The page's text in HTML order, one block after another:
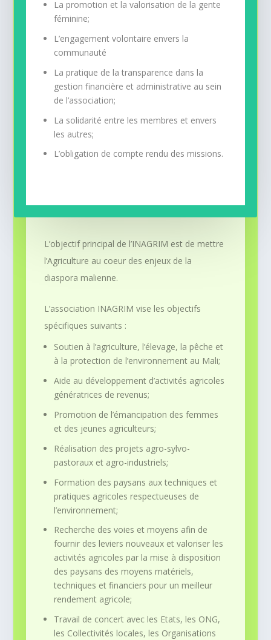
La promotion et la valorisation de la gente
féminine;
L’engagement volontaire envers la
communauté
La pratique de la transparence dans la
gestion financière et administrative au sein
de l’association;
La solidarité entre les membres et envers
les autres;
L’obligation de compte rendu des missions.
L’objectif principal de l’INAGRIM est de mettre
l’Agriculture au coeur des enjeux de la
diaspora malienne.
L’association INAGRIM vise les objectifs
spécifiques suivants :
Soutien à l’agriculture, l’élevage, la pêche et
à la protection de l’environnement au Mali;
Aide au développement d’activités agricoles
génératrices de revenus;
Promotion de l’émancipation des femmes
et des jeunes agriculteurs;
Réalisation des projets agro-sylvo-
pastoraux et agro-industriels;
Formation des paysans aux techniques et
pratiques agricoles respectueuses de
l’environnement;
Recherche des voies et moyens afin de
fournir des leviers nouveaux et valoriser les
activités agricoles par la mise à disposition
des paysans des moyens matériels,
techniques et financiers pour un meilleur
rendement agricole;
Travail de concert avec les Etats, les ONG,
les Collectivités locales, les Organisations